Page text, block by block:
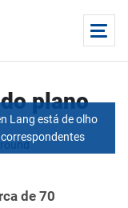
plano
Lang está de olho
de 70